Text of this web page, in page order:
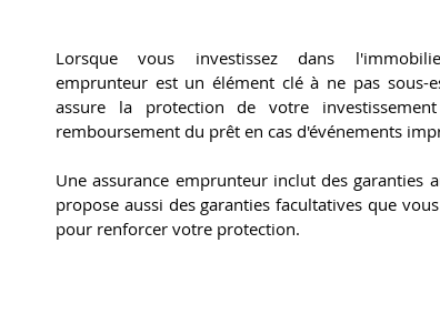
Lorsque vous investissez dans
emprunteur est un élément clé à ne pas sous-
assure la protection de votre
remboursement du prêt en cas d'événements
Une assurance emprunteur inclut des garanties
propose aussi des garanties facultatives que
pour renforcer votre protection.